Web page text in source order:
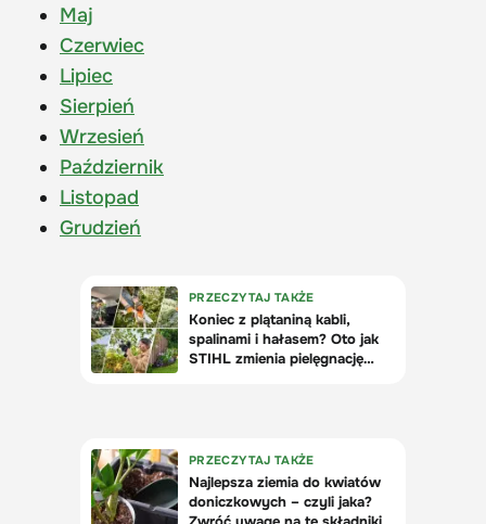
Maj
Czerwiec
Lipiec
Sierpień
Wrzesień
Październik
Listopad
Grudzień